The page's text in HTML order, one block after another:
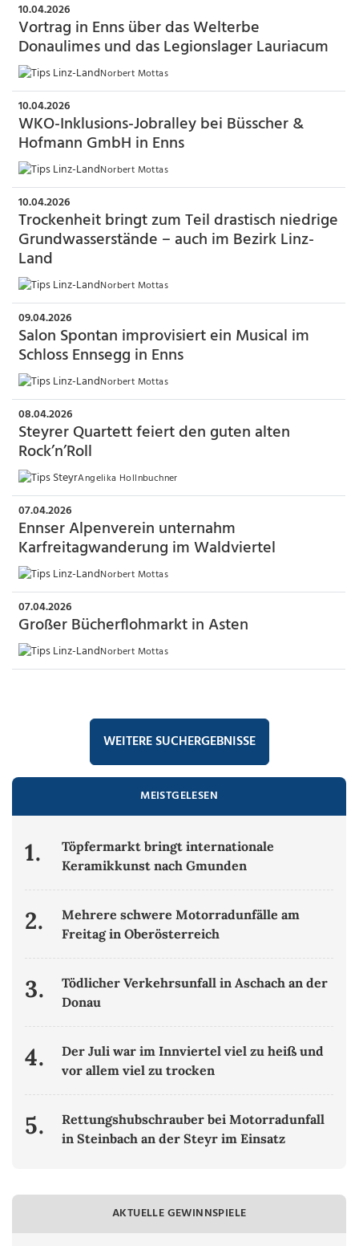
10.04.2026
Vortrag in Enns über das Welterbe
Donaulimes und das Legionslager Lauriacum
Norbert Mottas
10.04.2026
WKO-Inklusions-Jobralley bei Büsscher &
Hofmann GmbH in Enns
Norbert Mottas
10.04.2026
Trockenheit bringt zum Teil drastisch niedrige
Grundwasserstände – auch im Bezirk Linz-
Land
Norbert Mottas
09.04.2026
Salon Spontan improvisiert ein Musical im
Schloss Ennsegg in Enns
Norbert Mottas
08.04.2026
Steyrer Quartett feiert den guten alten
Rock’n’Roll
Angelika Hollnbuchner
07.04.2026
Ennser Alpenverein unternahm
Karfreitagwanderung im Waldviertel
Norbert Mottas
07.04.2026
Großer Bücherflohmarkt in Asten
Norbert Mottas
WEITERE SUCHERGEBNISSE
MEISTGELESEN
1.
Töpfermarkt bringt internationale
Keramikkunst nach Gmunden
2.
Mehrere schwere Motorradunfälle am
Freitag in Oberösterreich
3.
Tödlicher Verkehrsunfall in Aschach an der
Donau
4.
Der Juli war im Innviertel viel zu heiß und
vor allem viel zu trocken
5.
Rettungshubschrauber bei Motorradunfall
in Steinbach an der Steyr im Einsatz
AKTUELLE GEWINNSPIELE